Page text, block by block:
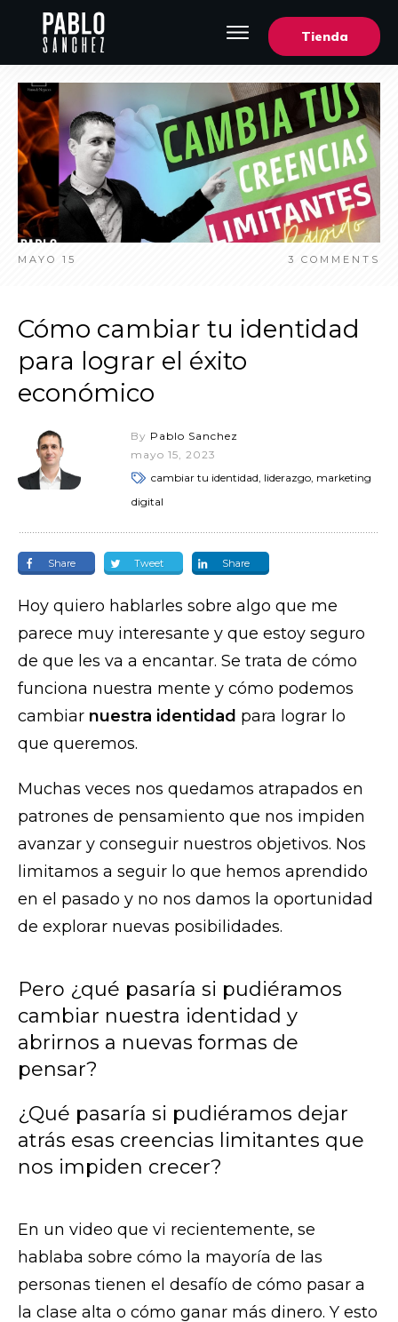
Tienda
MAYO 15 3 COMMENTS
Cómo cambiar tu identidad
para lograr el éxito
económico
By Pablo Sanchez
mayo 15, 2023
cambiar tu identidad, liderazgo, marketing
digital
Share Tweet Share
Hoy quiero hablarles sobre algo que me
parece muy interesante y que estoy seguro
de que les va a encantar. Se trata de cómo
funciona nuestra mente y cómo podemos
cambiar nuestra identidad para lograr lo
que queremos.
Muchas veces nos quedamos atrapados en
patrones de pensamiento que nos impiden
avanzar y conseguir nuestros objetivos. Nos
limitamos a seguir lo que hemos aprendido
en el pasado y no nos damos la oportunidad
de explorar nuevas posibilidades.
Pero ¿qué pasaría si pudiéramos
cambiar nuestra identidad y
abrirnos a nuevas formas de
pensar?
¿Qué pasaría si pudiéramos dejar
atrás esas creencias limitantes que
nos impiden crecer?
En un video que vi recientemente, se
hablaba sobre cómo la mayoría de las
personas tienen el desafío de cómo pasar a
la clase alta o cómo ganar más dinero. Y esto